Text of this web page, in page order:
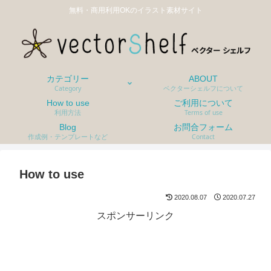
無料・商用利用OKのイラスト素材サイト
カテゴリー
Category
ABOUT
ベクターシェルフについて
How to use
利用方法
ご利用について
Terms of use
Blog
作成例・テンプレートなど
お問合フォーム
Contact
How to use
2020.08.07 2020.07.27
スポンサーリンク